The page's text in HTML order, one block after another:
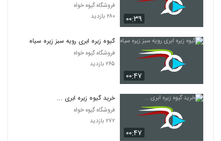
۰۰:۳۹
فروشگاه گیوه خواه
۲۸۰ بازدید
۰۰:۴۷
گیوه زیره ابری رویه سبز زیره سیاه
فروشگاه گیوه خواه
۲۶۵ بازدید
۰۰:۴۷
خرید گیوه زیره ابری ...
فروشگاه گیوه خواه
۲۷۲ بازدید